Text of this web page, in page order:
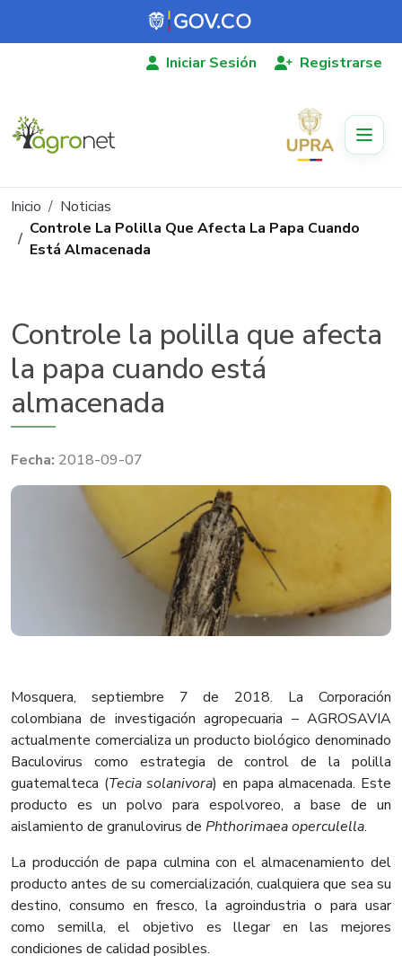
Pasar al contenido principal
Iniciar Sesión Registrarse
Ruta de navegación
Inicio
Noticias
Controle La Polilla Que Afecta La Papa Cuando
Está Almacenada
Controle la polilla que afecta
la papa cuando está
almacenada
2018-09-07
Mosquera, septiembre 7 de 2018.
La Corporación
colombiana de investigación agropecuaria – AGROSAVIA
actualmente comercializa un producto biológico denominado
Baculovirus como estrategia de control de la polilla
guatemalteca (Tecia solanivora) en papa almacenada. Este
producto es un polvo para espolvoreo, a base de un
aislamiento de granulovirus de Phthorimaea operculella.
La producción de papa culmina con el almacenamiento del
producto antes de su comercialización, cualquiera que sea su
destino, consumo en fresco, la agroindustria o para usar
como semilla, el objetivo es llegar en las mejores
condiciones de calidad posibles.